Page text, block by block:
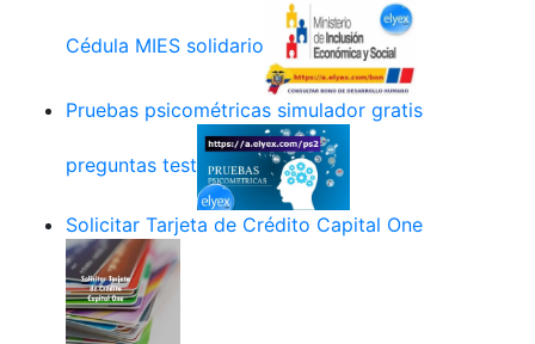
Cédula MIES solidario
Pruebas psicométricas simulador gratis
preguntas test
Solicitar Tarjeta de Crédito Capital One